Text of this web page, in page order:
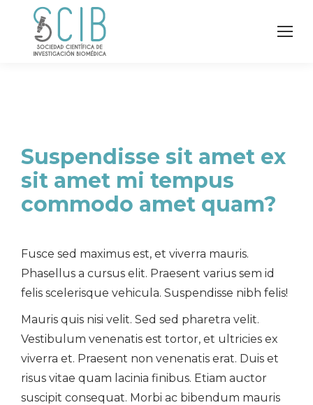
Suspendisse sit amet ex
sit amet mi tempus
commodo amet quam?
Fusce sed maximus est, et viverra mauris.
Phasellus a cursus elit. Praesent varius sem id
felis scelerisque vehicula. Suspendisse nibh felis!
Mauris quis nisi velit. Sed sed pharetra velit.
Vestibulum venenatis est tortor, et ultricies ex
viverra et. Praesent non venenatis erat. Duis et
risus vitae quam lacinia finibus. Etiam auctor
suscipit consequat. Morbi ac bibendum mauris